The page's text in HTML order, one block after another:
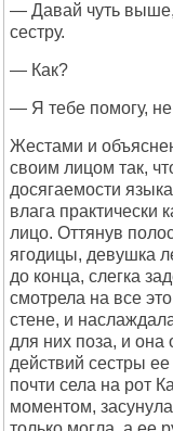
— Давай чуть
сестру.
— Как?
— Я тебе помогу,
Жестами и
своим лицом так,
досягаемости
влага практически
лицо. Оттянув
ягодицы, девушка
до конца, слегка
смотрела на все
стене, и
для них поза, и она
действий сестры
почти села на рот
моментом,